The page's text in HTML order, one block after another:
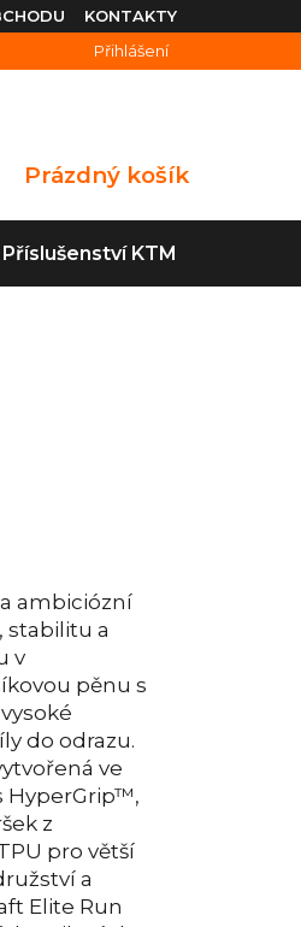
KONTAKTY
Přihlášení
NÁKUPNÍ
Prázdný košík
Příslušenství KTM
ambiciózní
stabilitu a
v
pěnu s
do odrazu.
ve
HyperGrip™,
z
pro větší
a
Elite Run